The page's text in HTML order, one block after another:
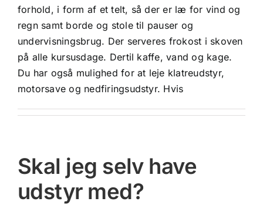
forhold, i form af et telt, så der er læ for vind og
regn samt borde og stole til pauser og
undervisningsbrug. Der serveres frokost i skoven
på alle kursusdage. Dertil kaffe, vand og kage.
Du har også mulighed for at leje klatreudstyr,
motorsave og nedfiringsudstyr. Hvis
Skal jeg selv have
udstyr med?